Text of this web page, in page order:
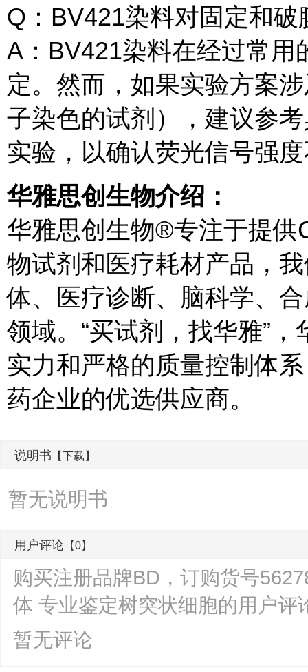
Q：BV421染料对固定和破
A：BV421染料在经过常用
定。然而，如果实验方案
子染色的试剂），建议参
实验，以确认荧光信号强
华雅思创生物介绍：
华雅思创生物®专注于提供
物试剂和医疗耗材产品，
体、医疗诊断、脑科学、
领域。“买试剂，找华雅”
实力和严格的质量控制体
药企业的优选供应商。
说明书 【下载】
暂无说明书
用户评论 【0】
购买注册品牌BD，订购货号
体 专业鉴定树突状细胞的用户评
暂无评论